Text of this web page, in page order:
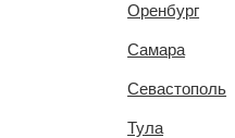
Оренбург
Самара
Севастополь
Тула